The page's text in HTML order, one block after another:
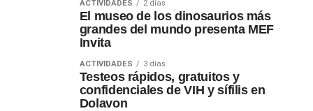
ACTIVIDADES 2 días
El museo de los dinosaurios más
grandes del mundo presenta MEF
Invita
ACTIVIDADES 3 días
Testeos rápidos, gratuitos y
confidenciales de VIH y sífilis en
Dolavon